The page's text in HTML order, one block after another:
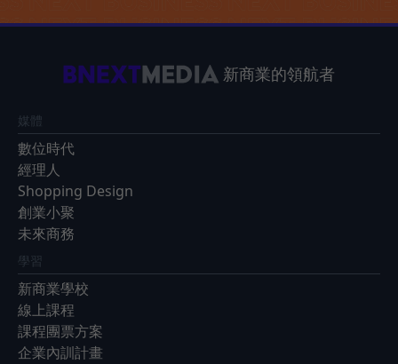
新商業的領航者
媒體
數位時代
經理人
Shopping Design
創業小聚
未來商務
學習
新商業學校
線上課程
課程團票方案
企業內訓計畫